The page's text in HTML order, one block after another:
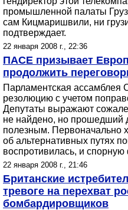
промышленной палаты
сам Кицмаришвили, ни
подтверждает.
22 января 2008 г., 22:36
ПАСЕ призывает
продолжить
Парламентская ассамблея
резолюцию с учетом
Депутаты выражают
не найдено, но прошедший
полезным. Первоначально
об альтернативных путях
воспротивилась, и спорную
22 января 2008 г., 21:46
Британские
тревоге на перехват
бомбардировщиков